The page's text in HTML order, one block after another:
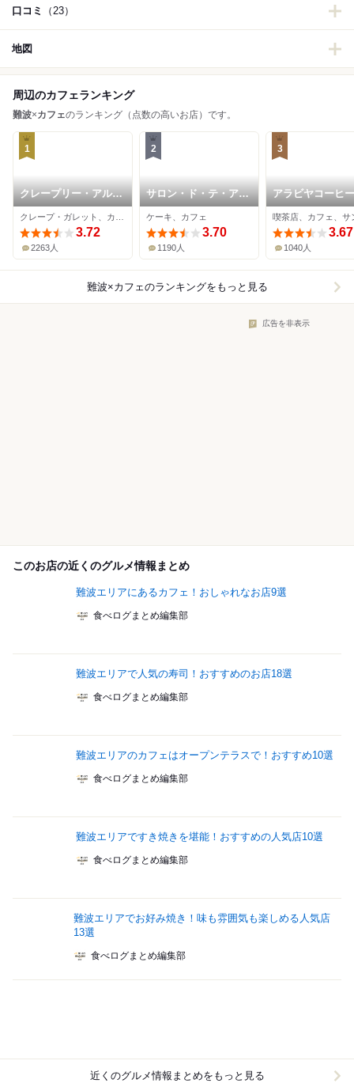
口コミ （23）
地図
周辺のカフェランキング
難波×カフェのランキング（点数の高いお店）です。
1
クレープリー・アルシ
ョン
3.72
2263人
2
サロン・ド・テ・アル
ション 法善寺本店
ケーキ、カフェ
3.70
1190人
3
アラビヤコーヒー
3.67
1040人
難波×カフェのランキングをもっと見る
広告を非表示
このお店の近くのグルメ情報まとめ
難波エリアにあるカフェ！おしゃれなお店9選
食べログまとめ編集部
難波エリアで人気の寿司！おすすめのお店18選
食べログまとめ編集部
難波エリアのカフェはオープンテラスで！おすすめ10選
食べログまとめ編集部
難波エリアですき焼きを堪能！おすすめの人気店10選
食べログまとめ編集部
難波エリアでお好み焼き！味も雰囲気も楽しめる人気店
13選
食べログまとめ編集部
近くのグルメ情報まとめをもっと見る